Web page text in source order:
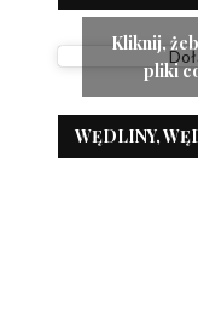
Kliknij,
pliki
WĘDLINY,